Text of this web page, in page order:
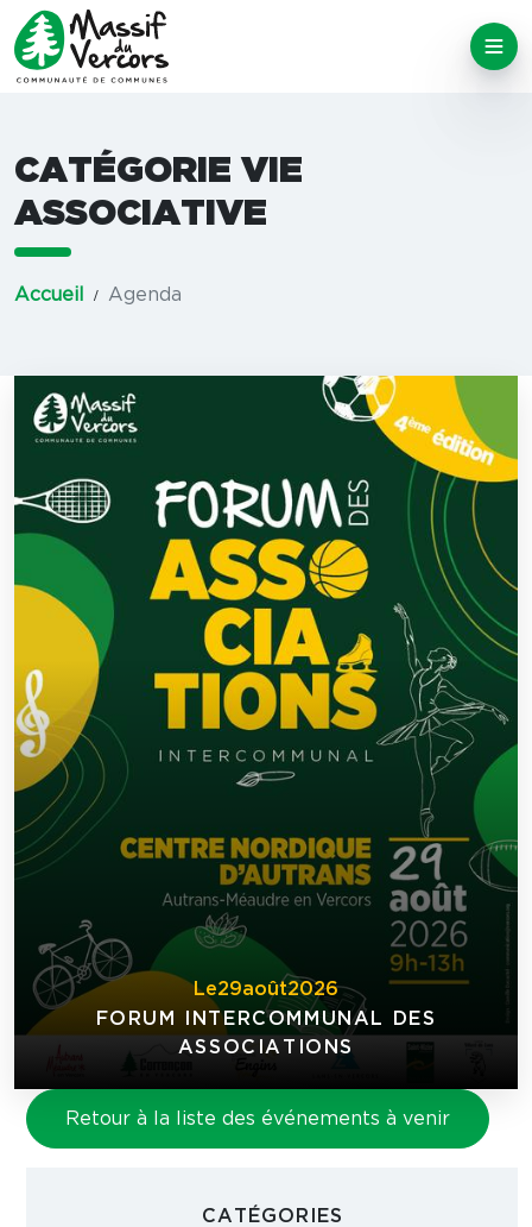
CATÉGORIE VIE
ASSOCIATIVE
Accueil Agenda
Le29août2026
FORUM INTERCOMMUNAL DES
ASSOCIATIONS
Retour à la liste des événements à venir
CATÉGORIES